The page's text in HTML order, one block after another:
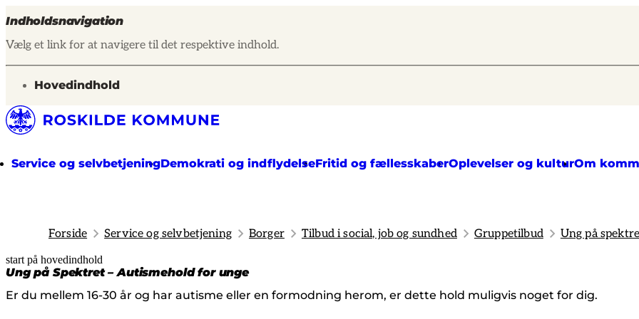
Indholdsnavigation
Vælg et link for at navigere til det respektive indhold.
gå til
Hovedindhold
Service og selvbetjeningDemokrati og indflydelseFritid og fællesskaberOplevelser og kulturOm
Forside Service og selvbetjening Borger Tilbud i social, job og sundhed Gruppetilbud Ung på
start på hovedindhold
Ung på Spektret – Autismehold for unge
Er du mellem 16-30 år og har autisme eller en formodning herom, er dette hold muligvis noget for dig.
senest opdateret 20. marts 2026